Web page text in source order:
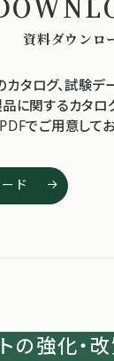
資料ダウンロ
カタログ、試験デ
に関するカタロ
PDFでご用意してお
ド
の強化・